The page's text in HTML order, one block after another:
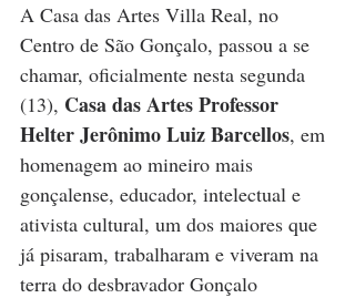
A Casa das Artes Villa Real, no
Centro de São Gonçalo, passou a se
chamar, oficialmente nesta segunda
(13), Casa das Artes Professor
Helter Jerônimo Luiz Barcellos, em
homenagem ao mineiro mais
gonçalense, educador, intelectual e
ativista cultural, um dos maiores que
já pisaram, trabalharam e viveram na
terra do desbravador Gonçalo